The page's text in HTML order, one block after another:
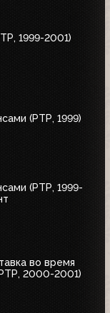
1999-2001)
(РТР, 1999)
(РТР, 1999-
во время
2000-2001)